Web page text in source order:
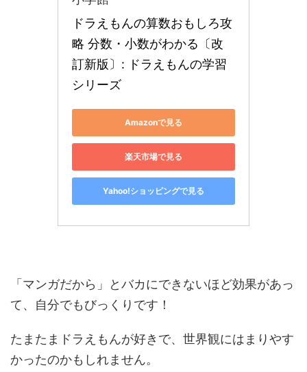
ドラえもんの算数おもしろ攻
略 分数・小数がわかる〔改
訂新版〕: ドラえもんの学習
シリーズ
Amazonで見る
楽天市場で見る
Yahoo!ショッピングで見る
「マンガだから」とバカにできないほど効果があっ
て、自分でもびっくりです！
たまたまドラえもんが好きで、世界観にはまりやす
かったのかもしれません。